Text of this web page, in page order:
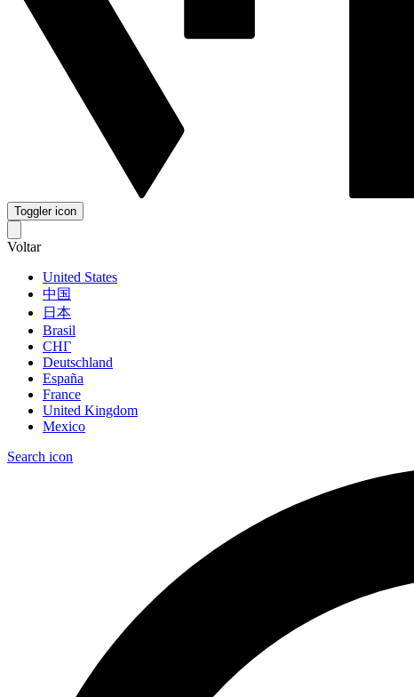
Toggler icon
Voltar
United States
中国
日本
Brasil
СНГ
Deutschland
España
France
United Kingdom
Mexico
Search icon